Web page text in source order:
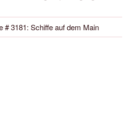
# 3181: Schiffe auf dem Main